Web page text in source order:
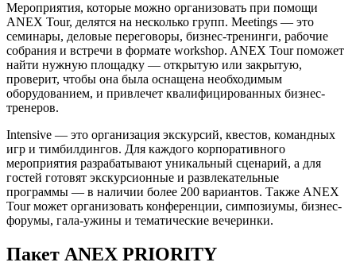
Мероприятия, которые можно организовать при помощи
ANEX Tour, делятся на несколько групп. Meetings — это
семинары, деловые переговоры, бизнес-тренинги, рабочие
собрания и встречи в формате workshop. ANEX Tour поможет
найти нужную площадку — открытую или закрытую,
проверит, чтобы она была оснащена необходимым
оборудованием, и привлечет квалифицированных бизнес-
тренеров.
Intensive — это организация экскурсий, квестов, командных
игр и тимбилдингов. Для каждого корпоративного
мероприятия разрабатывают уникальный сценарий, а для
гостей готовят экскурсионные и развлекательные
программы — в наличии более 200 вариантов. Также ANEX
Tour может организовать конференции, симпозиумы, бизнес-
форумы, гала-ужины и тематические вечеринки.
Пакет ANEX PRIORITY